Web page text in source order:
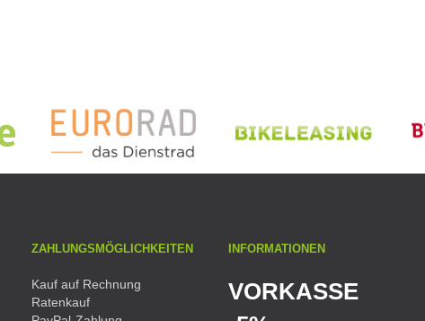
ZAHLUNGSMÖGLICHKEITEN
Kauf auf Rechnung
Ratenkauf
INFORMATIONEN
VORKASSE